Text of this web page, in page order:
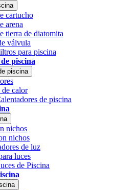
cartucho
arena
tierra de diatomita
válvula
para piscina
piscina
piscina
de calor
de piscina
nichos
nichos
de luz
luces
de Piscina